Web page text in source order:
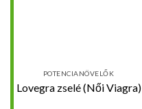
POTENCIANÖVELŐK
Lovegra zselé (Női Viagra)